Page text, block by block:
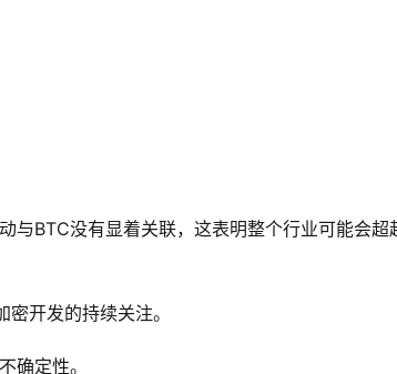
与BTC没有显着关联，这表明整个行业可能会超
开发的持续关注。
确定性。